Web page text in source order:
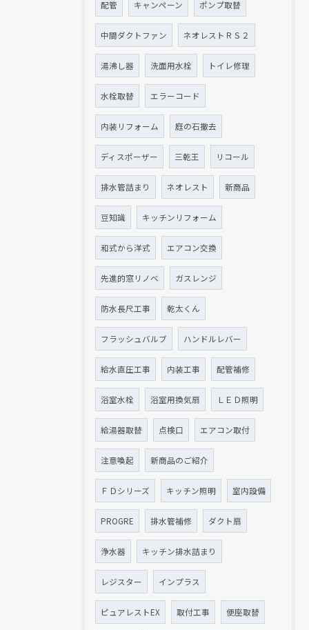
配管 キャンペーン ポンプ取替
中間ダクトファン ネオレストＲＳ２
湯沸し器 洗面用水栓 トイレ修理
水栓取替 エラーコード
内装リフォーム 庭の石撤去
ディスポーザー 三乾王 リコール
排水管詰まり ネオレスト 新商品
豆知識 キッチンリフォーム
和式から洋式 エアコン交換
先進的窓リノベ ガスレンジ
防水長尺工事 乾太くん
フラッシュバルブ ハンドルレバー
給水直圧工事 内装工事 配管補修
浴室水栓 浴室用換気扇 ＬＥＤ照明
給湯器取替 点検口 エアコン取付
注意喚起 新商品のご紹介
ＦＤシリーズ キッチン照明 室内設備
PROGRE 排水管補修 ダクト扇
浄水器 キッチン排水詰まり
レジスター インプラス
ピュアレストEX 取付工事 便座取替